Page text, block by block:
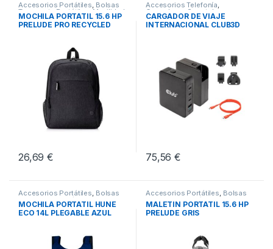
Accesorios Portátiles, Bolsas
Transporte Portátiles, Movilidad
MOCHILA PORTATIL 15.6 HP
PRELUDE PRO RECYCLED
26,69€
Accesorios Telefonía,
Cargadores Smartphones
Movilidad
CARGADOR DE VIAJE
INTERNACIONAL CLUB3D
75,56€
Accesorios Portátiles, Bolsas
Transporte Portátiles, Movilidad
MOCHILA PORTATIL HUNE
ECO 14L PLEGABLE AZUL
Accesorios Portátiles, Bolsas
Transporte Portátiles, Movilidad
MALETIN PORTATIL 15.6 HP
PRELUDE GRIS